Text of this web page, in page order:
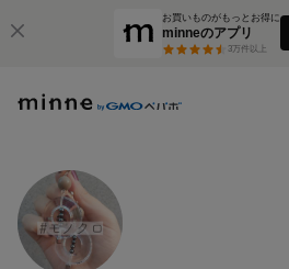
お買いものがもっとお得に
minneのアプリ
3万件以上